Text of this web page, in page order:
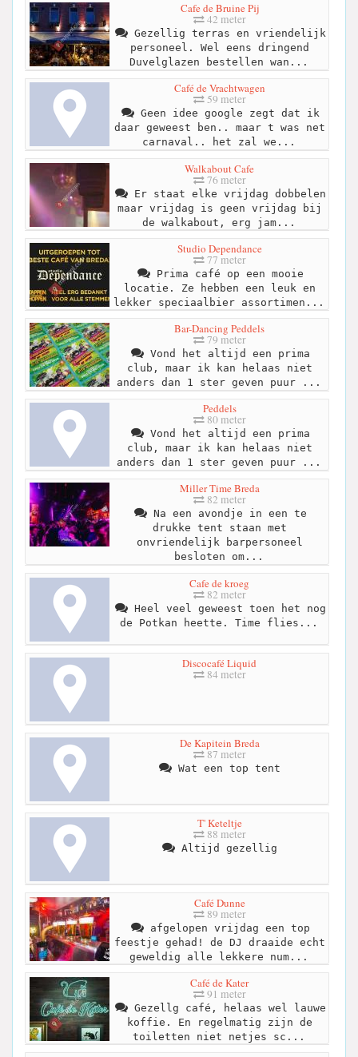
Cafe de Bruine Pij
42 meter
Gezellig terras en vriendelijk
personeel. Wel eens dringend
Duvelglazen bestellen wan...
Café de Vrachtwagen
59 meter
Geen idee google zegt dat ik
daar geweest ben.. maar t was net
carnaval.. het zal we...
Walkabout Cafe
76 meter
Er staat elke vrijdag dobbelen
maar vrijdag is geen vrijdag bij
de walkabout, erg jam...
Studio Dependance
77 meter
Prima café op een mooie
locatie. Ze hebben een leuk en
lekker speciaalbier assortimen...
Bar-Dancing Peddels
79 meter
Vond het altijd een prima
club, maar ik kan helaas niet
anders dan 1 ster geven puur ...
Peddels
80 meter
Vond het altijd een prima
club, maar ik kan helaas niet
anders dan 1 ster geven puur ...
Miller Time Breda
82 meter
Na een avondje in een te
drukke tent staan met
onvriendelijk barpersoneel
besloten om...
Cafe de kroeg
82 meter
Heel veel geweest toen het nog
de Potkan heette. Time flies...
Discocafé Liquid
84 meter
De Kapitein Breda
87 meter
Wat een top tent
T' Keteltje
88 meter
Altijd gezellig
Café Dunne
89 meter
afgelopen vrijdag een top
feestje gehad! de DJ draaide echt
geweldig alle lekkere num...
Café de Kater
91 meter
Gezellg café, helaas wel lauwe
koffie. En regelmatig zijn de
toiletten niet netjes sc...